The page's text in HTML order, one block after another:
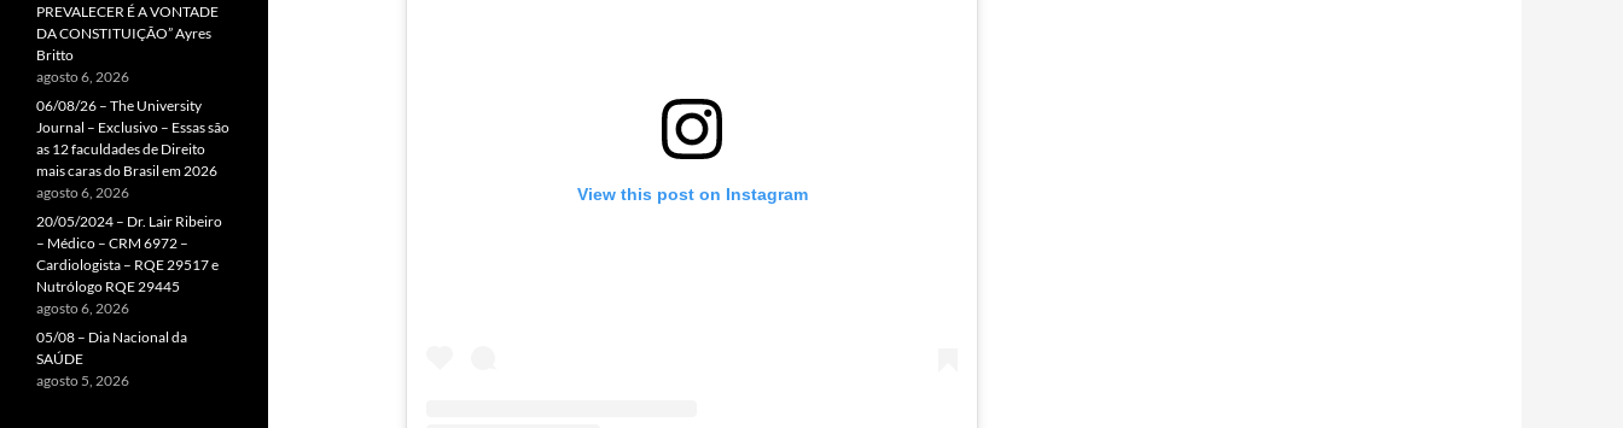
View this post on Instagram
PREVALECER É A VONTADE
DA CONSTITUIÇÃO” Ayres
Britto
agosto 6, 2026
06/08/26 – The University
Journal – Exclusivo – Essas são
as 12 faculdades de Direito
mais caras do Brasil em 2026
agosto 6, 2026
20/05/2024 – Dr. Lair Ribeiro
– Médico – CRM 6972 –
Cardiologista – RQE 29517 e
Nutrólogo RQE 29445
agosto 6, 2026
05/08 – Dia Nacional da
SAÚDE
agosto 5, 2026